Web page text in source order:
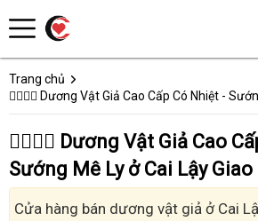
Trang chủ
👩‍❤️‍💋‍👨 Dương Vật Giả Cao Cấp Có Nhiệt -
👩‍❤️‍💋‍👨 Dương Vật Giả Cao
Sướng Mê Ly ở Cai Lậy
Cửa hàng bán dương vật giả ở Cai